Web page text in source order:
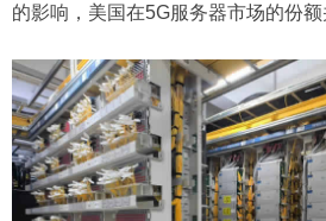
的影响，美国在5G服务器市场的份额